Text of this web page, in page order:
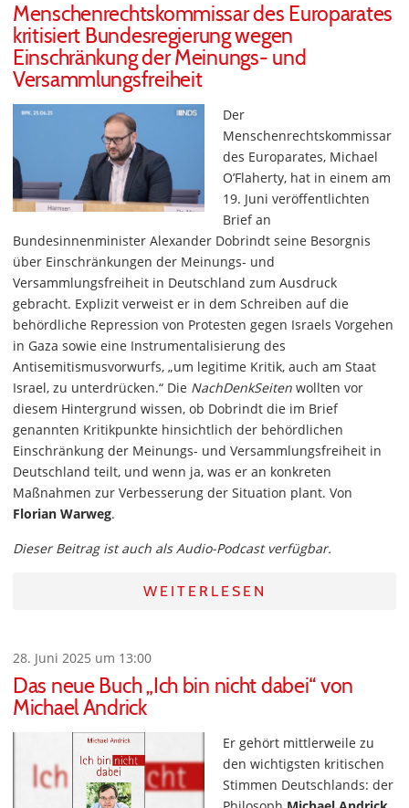
Menschenrechtskommissar des Europarates
kritisiert Bundesregierung wegen
Einschränkung der Meinungs- und
Versammlungsfreiheit
Der
Menschenrechtskommissar
des Europarates, Michael
O’Flaherty, hat in einem am
19. Juni veröffentlichten
Brief an
Bundesinnenminister Alexander Dobrindt seine Besorgnis
über Einschränkungen der Meinungs- und
Versammlungsfreiheit in Deutschland zum Ausdruck
gebracht. Explizit verweist er in dem Schreiben auf die
behördliche Repression von Protesten gegen Israels Vorgehen
in Gaza sowie eine Instrumentalisierung des
Antisemitismusvorwurfs, „um legitime Kritik, auch am Staat
Israel, zu unterdrücken.“ Die NachDenkSeiten wollten vor
diesem Hintergrund wissen, ob Dobrindt die im Brief
genannten Kritikpunkte hinsichtlich der behördlichen
Einschränkung der Meinungs- und Versammlungsfreiheit in
Deutschland teilt, und wenn ja, was er an konkreten
Maßnahmen zur Verbesserung der Situation plant. Von
Florian Warweg.
Dieser Beitrag ist auch als Audio-Podcast verfügbar.
WEITERLESEN
28. Juni 2025 um 13:00
Das neue Buch „Ich bin nicht dabei“ von
Michael Andrick
Er gehört mittlerweile zu
den wichtigsten kritischen
Stimmen Deutschlands: der